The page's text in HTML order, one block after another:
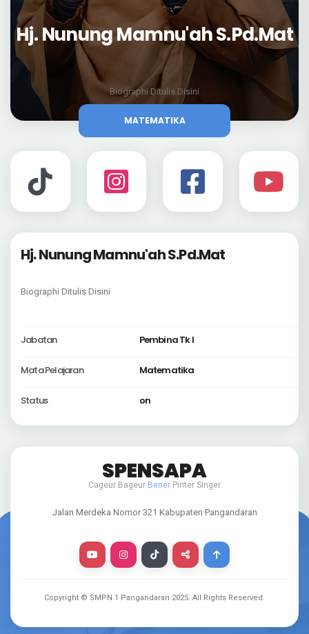
Hj. Nunung Mamnu'ah S.Pd.Mat
Biographi Ditulis Disini
MATEMATIKA
Hj. Nunung Mamnu'ah S.Pd.Mat
Biographi Ditulis Disini
Jabatan Pembina Tk I
Mata Pelajaran Matematika
Status on
SPENSAPA
Cageur Bageur Bener Pinter Singer
Jalan Merdeka Nomor 321 Kabupaten Pangandaran
Copyright © SMPN 1 Pangandaran 2025. All Rights Reserved.